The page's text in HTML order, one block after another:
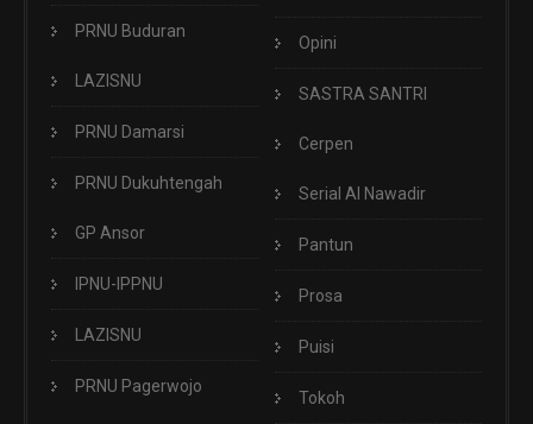
PRNU Buduran
LAZISNU
PRNU Damarsi
PRNU Dukuhtengah
GP Ansor
IPNU-IPPNU
LAZISNU
PRNU Pagerwojo
Opini
SASTRA SANTRI
Cerpen
Serial Al Nawadir
Pantun
Prosa
Puisi
Tokoh